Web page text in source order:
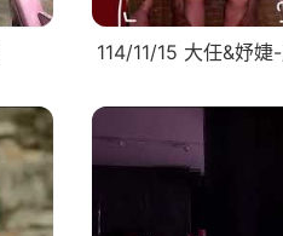
114/11/15 大任&妤婕